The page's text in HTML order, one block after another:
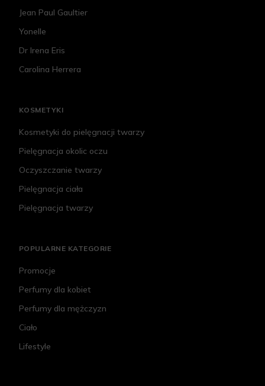
Jean Paul Gaultier
Yonelle
Dr Irena Eris
Carolina Herrera
KOSMETYKI
Kosmetyki do pielęgnacji twarzy
Pielęgnacja okolic oczu
Oczyszczanie twarzy
Pielęgnacja ciała
Pielęgnacja twarzy
POPULARNE KATEGORIE
Promocje
Perfumy dla kobiet
Perfumy dla mężczyzn
Ciało
Lifestyle